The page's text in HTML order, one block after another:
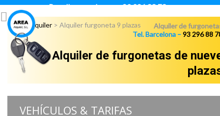
Para llamar pulsar: 93 296 88 78
Área Alquiler >Alquiler furgoneta 9 plazas
Alquiler de
Tel. Barcelona –93 296 88
Alquiler de furgonetas de
VEHÍCULOS & TARIFAS